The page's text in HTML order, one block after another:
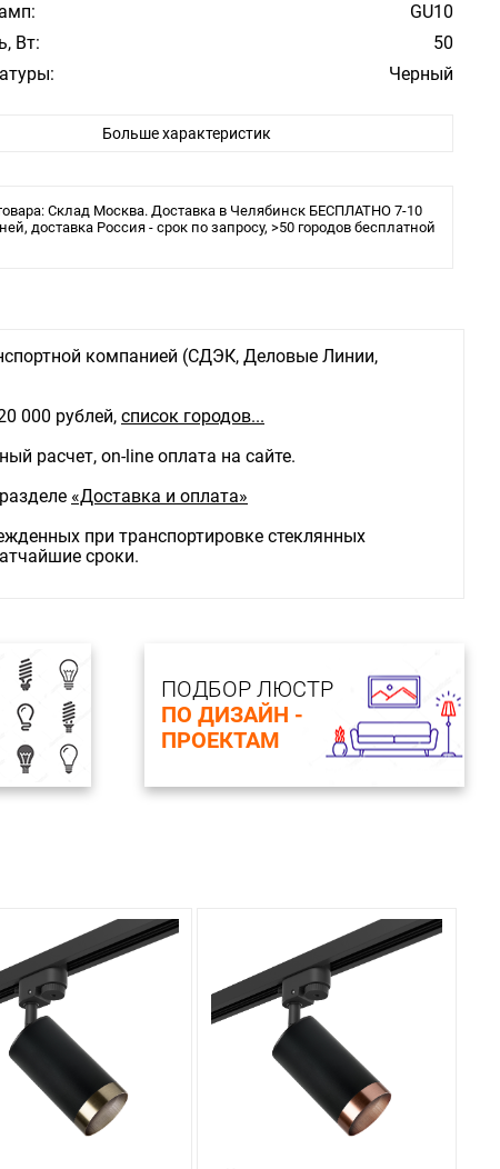
GU10
Вт:
50
Черный
Большой зал, Гостиная, Кухня, Спальня
в комплекте:
Нет
Больше характеристик
Склад Москва. Доставка в Челябинск БЕСПЛАТНО 7-10
доставка Россия - срок по запросу, >50 городов бесплатной
компанией (СДЭК, Деловые Линии,
000 рублей, список городов...
расчет, on-line оплата на сайте.
«Доставка и оплата»
при транспортировке стеклянных
сроки.
ПОДБОР ЛЮСТР
ПО ДИЗАЙН -
ПРОЕКТАМ